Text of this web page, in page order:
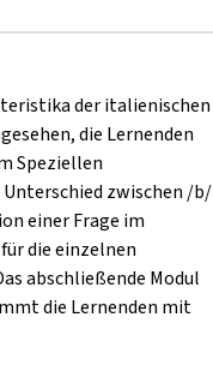
der italienischen
die Lernenden
Speziellen
Unterschied zwischen /b/
einer Frage im
die einzelnen
abschließende Modul
die Lernenden mit